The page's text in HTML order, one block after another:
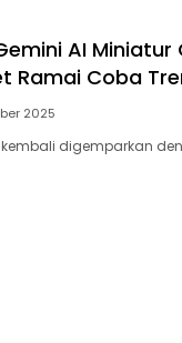
AI Miniatur
Ramai Coba
2025
digemparkan